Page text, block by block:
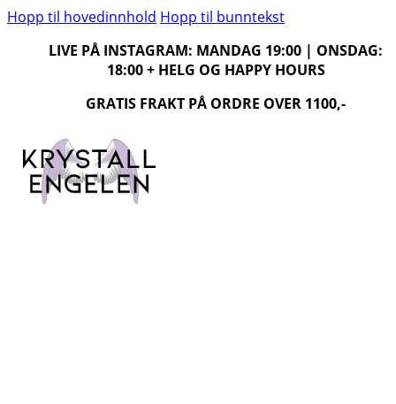
Hopp til hovedinnhold Hopp til bunntekst
LIVE PÅ INSTAGRAM: MANDAG 19:00 | ONSDAG:
18:00 + HELG OG HAPPY HOURS
GRATIS FRAKT PÅ ORDRE OVER 1100,-